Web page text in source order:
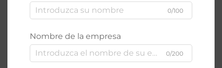
0/100
Nombre de la empresa
0/200